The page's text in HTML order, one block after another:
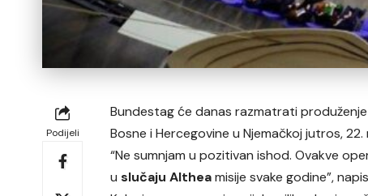
Podijeli
Bundestag će danas razmatrati
Bosne i Hercegovine u Njemačkoj jutros,
“Ne sumnjam u pozitivan ishod. Ovakve
uslučaju Altheamisije svake godine”,